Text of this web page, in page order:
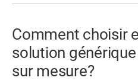
Comment choisir
solution
sur mesure?